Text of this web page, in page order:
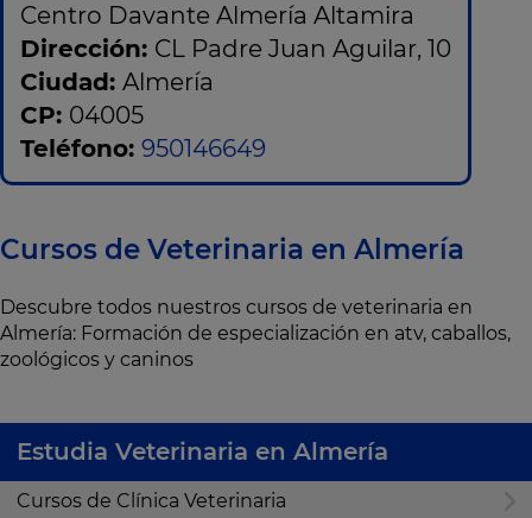
Centro Davante Almería Altamira
Dirección: CL Padre Juan Aguilar, 10
Ciudad: Almería
CP: 04005
Teléfono: 950146649
Cursos de Veterinaria en Almería
Descubre todos nuestros cursos de veterinaria en
Almería: Formación de especialización en atv, caballos,
zoológicos y caninos
Estudia Veterinaria en Almería
Cursos de Clínica Veterinaria